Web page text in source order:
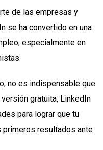
de las empresas y
se ha convertido en una
especialmente en
no es indispensable que
gratuita, LinkedIn
para lograr que tu
resultados ante